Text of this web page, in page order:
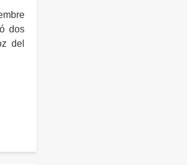
dos
del